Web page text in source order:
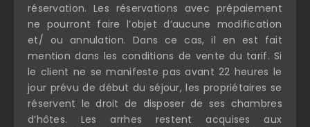
réservation. Les réservations avec prépaiement
ne pourront faire l’objet d’aucune modification
et/ ou annulation. Dans ce cas, il en est fait
mention dans les conditions de vente du tarif. Si
le client ne se manifeste pas avant 22 heures le
jour prévu de début du séjour, les propriétaires se
réservent le droit de disposer de ses chambres
d’hôtes. Les arrhes restent acquises aux